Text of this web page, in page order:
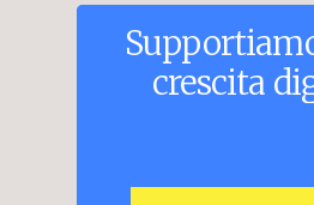
crescita